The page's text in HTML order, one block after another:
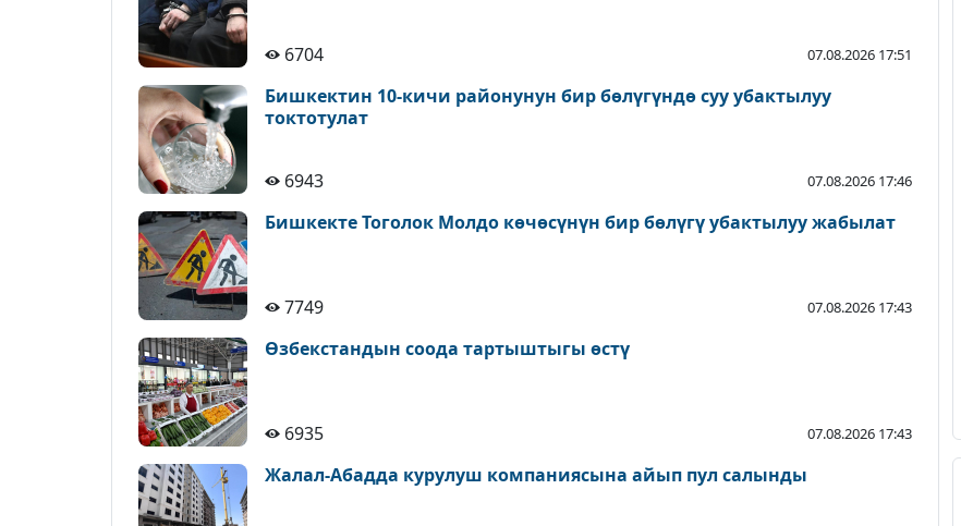
6704 07.08.2026 17:51
Бишкектин 10-кичи районунун бир бөлүгүндө суу убактылуу
токтотулат
6943 07.08.2026 17:46
Бишкекте Тоголок Молдо көчөсүнүн бир бөлүгү убактылуу жабылат
7749 07.08.2026 17:43
Өзбекстандын соода тартыштыгы өстү
6935 07.08.2026 17:43
Жалал-Абадда курулуш компаниясына айып пул салынды